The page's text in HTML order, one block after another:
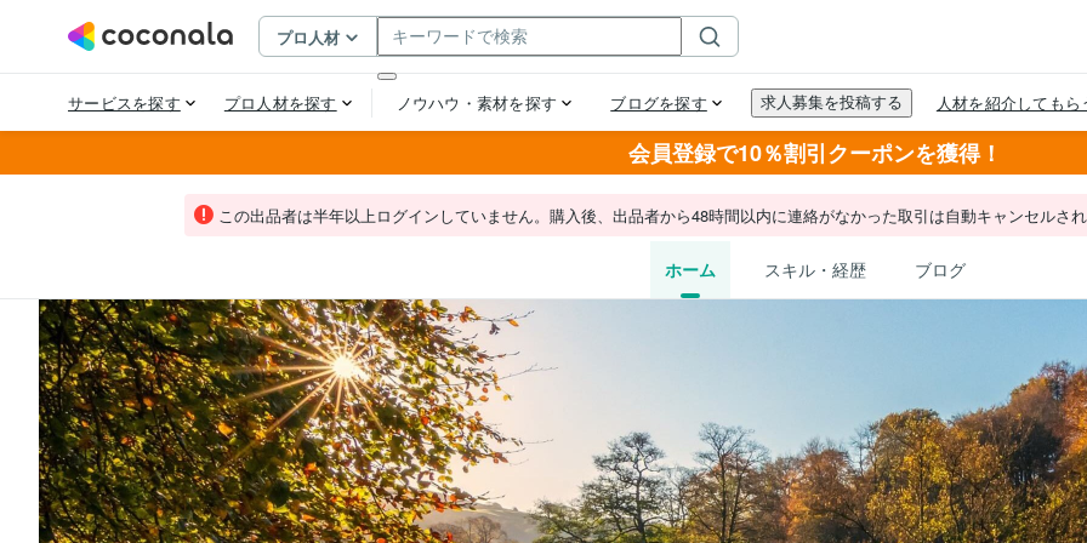
会員登録で10％割引クーポンを獲得！
この出品者は半年以上ログインしていません。購入後、出品者から48時間以内に連絡がなかった取引は自動キャンセルさ
ホーム スキル・経歴 ブログ